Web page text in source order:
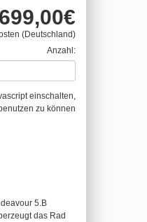
(Deutschland)
Anzahl:
einschalten,
zu können
5.B
das Rad